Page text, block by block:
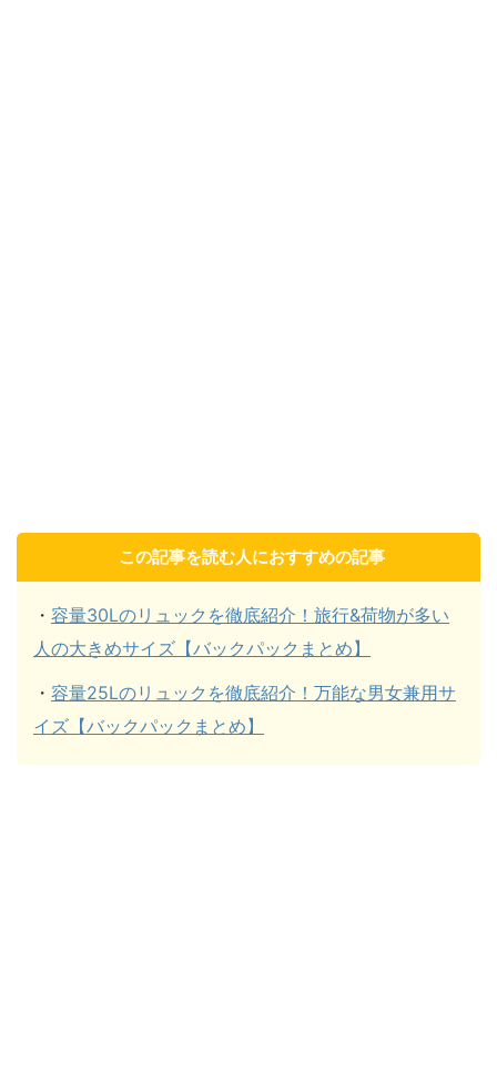
この記事を読む人におすすめの記事
・ 容量30Lのリュックを徹底紹介！旅行&荷物が多い
人の大きめサイズ【バックパックまとめ】
・ 容量25Lのリュックを徹底紹介！万能な男女兼用サ
イズ【バックパックまとめ】